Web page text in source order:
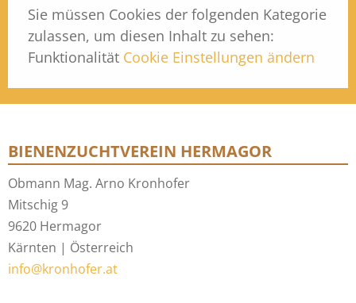
Sie müssen Cookies der folgenden Kategorie
zulassen, um diesen Inhalt zu sehen:
Funktionalität Cookie Einstellungen ändern
BIENENZUCHTVEREIN HERMAGOR
Obmann Mag. Arno Kronhofer
Mitschig 9
9620 Hermagor
Kärnten | Österreich
info@kronhofer.at